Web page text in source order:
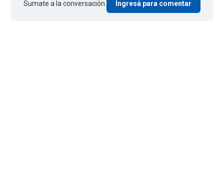
Sumate a la conversación. Ingresá para comentar